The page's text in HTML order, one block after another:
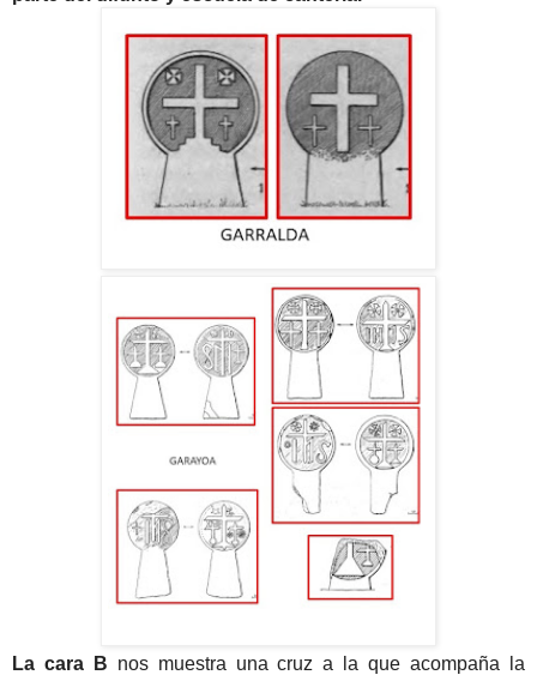
La cara B nos muestra una cruz a la que acompaña la